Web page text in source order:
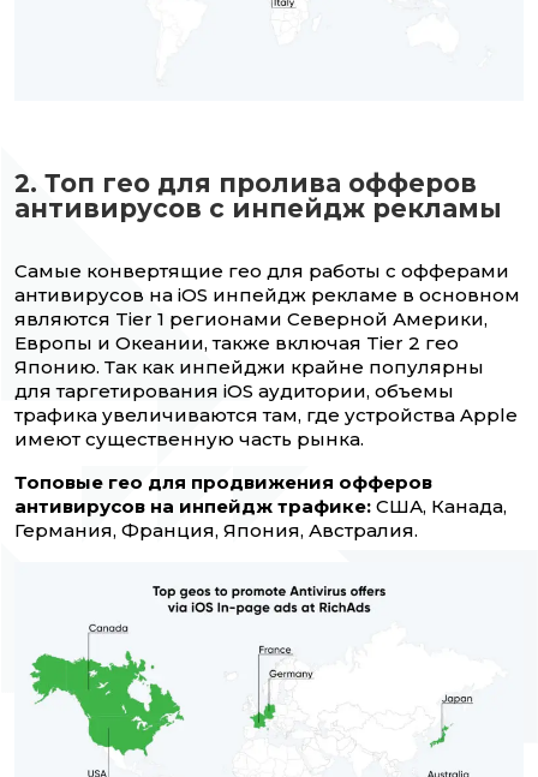
2. Топ гео для пролива офферов
антивирусов с инпейдж рекламы
Самые конвертящие гео для работы с офферами
антивирусов на iOS инпейдж рекламе в основном
являются Tier 1 регионами Северной Америки,
Европы и Океании, также включая Tier 2 гео
Японию. Так как инпейджи крайне популярны
для таргетирования iOS аудитории, объемы
трафика увеличиваются там, где устройства Apple
имеют существенную часть рынка.
Топовые гео для продвижения офферов
антивирусов на инпейдж трафике: США, Канада,
Германия, Франция, Япония, Австралия.